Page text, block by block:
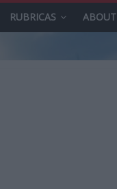
RUBRICAS ABOUT